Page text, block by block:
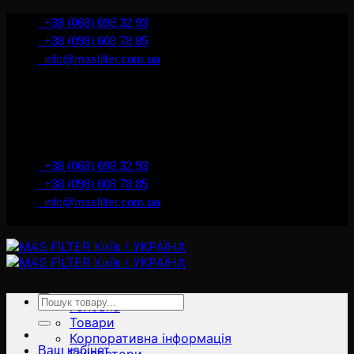
İçeriğe+38 (068) 698 32 93
+38 (098) 608 78 85
info@masfilter.com.ua
+38 (068) 698 32 93
+38 (098) 608 78 85
info@masfilter.com.ua
Головна
Товари
Корпоративна інформація
Ara:
Ваш кабінет